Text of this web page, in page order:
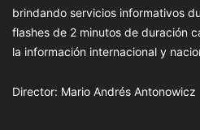
brindando servicios informativos
flashes de 2 minutos de duración
la información internacional y
Director: Mario Andrés Antonowicz